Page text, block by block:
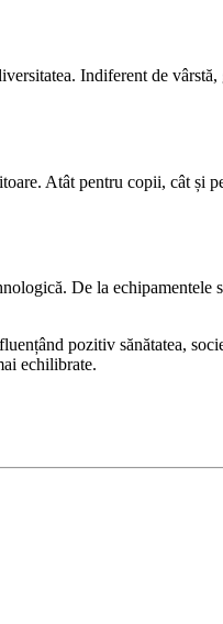
Indiferent de
Atât pentru copii, cât
De la
pozitiv sănătatea,
echilibrate.